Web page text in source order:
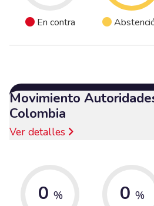
En contra
Movimiento
Colombia
Ver detalles
0 % 0 %